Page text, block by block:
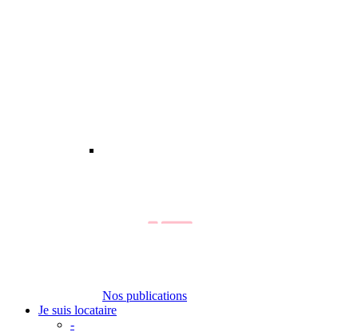
Nos publications
Je suis locataire
-